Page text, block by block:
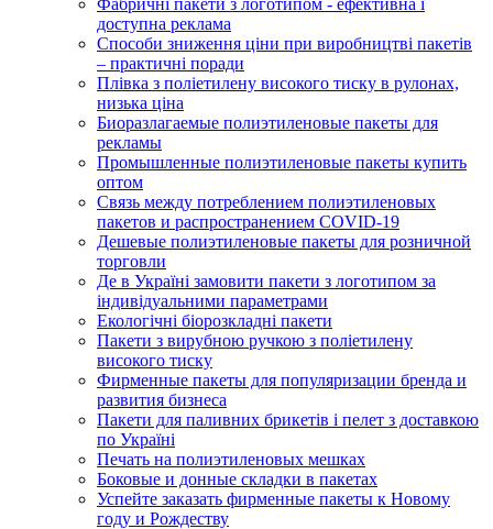
доступна реклама
Способи зниження ціни при виробництві пакетів
– практичні поради
Плівка з поліетилену високого тиску в рулонах,
низька ціна
Биоразлагаемые полиэтиленовые пакеты для
рекламы
Промышленные полиэтиленовые пакеты купить
оптом
Связь между потреблением полиэтиленовых
пакетов и распространением COVID-19
Дешевые полиэтиленовые пакеты для розничной
торговли
Де в Україні замовити пакети з логотипом за
індивідуальними параметрами
Екологічні біорозкладні пакети
Пакети з вирубною ручкою з поліетилену
високого тиску
Фирменные пакеты для популяризации бренда и
развития бизнеса
Пакети для паливних брикетів і пелет з доставкою
по Україні
Печать на полиэтиленовых мешках
Боковые и донные складки в пакетах
Успейте заказать фирменные пакеты к Новому
году и Рождеству